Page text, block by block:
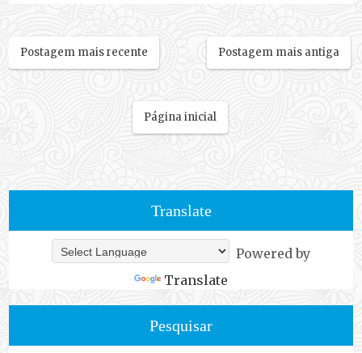
Postagem mais recente Postagem mais antiga
Página inicial
Translate
Powered by
Translate
Pesquisar